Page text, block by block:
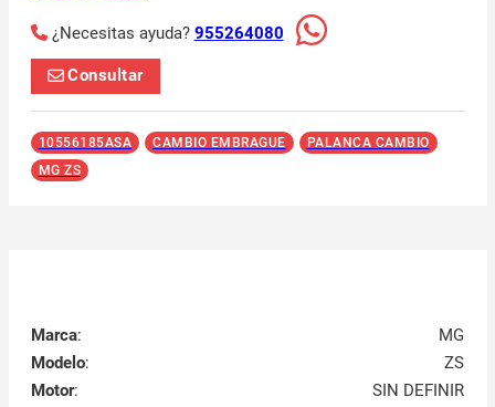
¿Necesitas ayuda? 955264080
Consultar
10556185ASA CAMBIO EMBRAGUE
PALANCA CAMBIO
MG ZS
Marca:
MG
Modelo:
ZS
Motor:
SIN DEFINIR